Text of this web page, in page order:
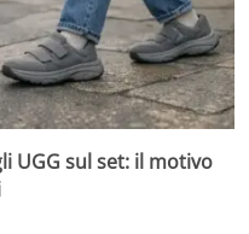
UGG sul set: il motivo